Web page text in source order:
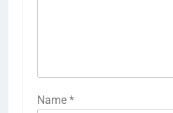
Name *